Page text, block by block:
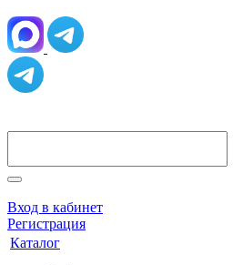
Вход в кабинет
Регистрация
Каталог